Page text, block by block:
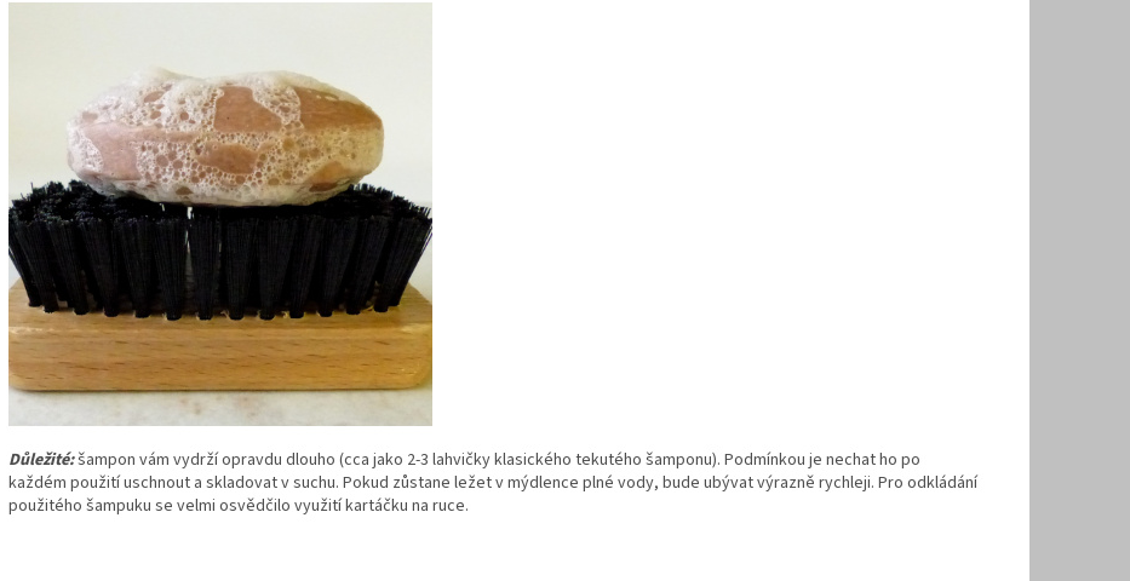
Důležité:šampon vám vydrží opravdu dlouho (cca jako 2-3 lahvičky klasického tekutého šamponu). Podmínkou je nechat ho po
každém použití uschnout a skladovat v suchu. Pokud zůstane ležet v mýdlence plné vody, bude ubývat výrazně rychleji. Pro odkládání
použitého šampuku se velmi osvědčilo využití kartáčku na ruce.